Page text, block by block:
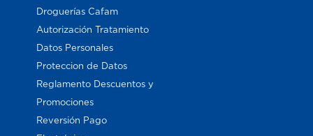
Droguerías Cafam
Autorización Tratamiento
Datos Personales
Proteccion de Datos
Reglamento Descuentos y
Promociones
Reversión Pago